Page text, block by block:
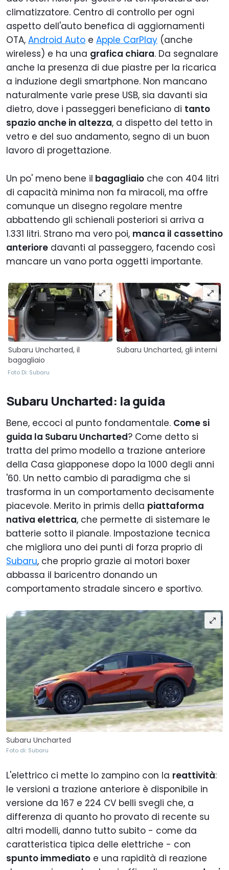
climatizzatore. Centro di controllo per ogni
aspetto dell'auto benefica di aggiornamenti
OTA, Android Auto e Apple CarPlay (anche
wireless) e ha una grafica chiara. Da segnalare
anche la presenza di due piastre per la ricarica
a induzione degli smartphone. Non mancano
naturalmente varie prese USB, sia davanti sia
dietro, dove i passeggeri beneficiano di tanto
spazio anche in altezza, a dispetto del tetto in
vetro e del suo andamento, segno di un buon
lavoro di progettazione.
Un po' meno bene il bagagliaio che con 404 litri
di capacità minima non fa miracoli, ma offre
comunque un disegno regolare mentre
abbattendo gli schienali posteriori si arriva a
1.331 litri. Strano ma vero poi, manca il cassettino
anteriore davanti al passeggero, facendo così
mancare un vano porta oggetti importante.
Subaru Uncharted, il
bagagliaio
Subaru Uncharted, gli interni
Foto Di: Subaru
Subaru Uncharted: la guida
Bene, eccoci al punto fondamentale. Come si
guida la Subaru Uncharted? Come detto si
tratta del primo modello a trazione anteriore
della Casa giapponese dopo la 1000 degli anni
'60. Un netto cambio di paradigma che si
trasforma in un comportamento decisamente
piacevole. Merito in primis della piattaforma
nativa elettrica, che permette di sistemare le
batterie sotto il pianale. Impostazione tecnica
che migliora uno dei punti di forza proprio di
Subaru, che proprio grazie ai motori boxer
abbassa il baricentro donando un
comportamento stradale sincero e sportivo.
Subaru Uncharted
Foto di: Subaru
L'elettrico ci mette lo zampino con la reattività:
le versioni a trazione anteriore è disponibile in
versione da 167 e 224 CV belli svegli che, a
differenza di quanto ho provato di recente su
altri modelli, danno tutto subito - come da
caratteristica tipica delle elettriche - con
spunto immediato e una rapidità di reazione